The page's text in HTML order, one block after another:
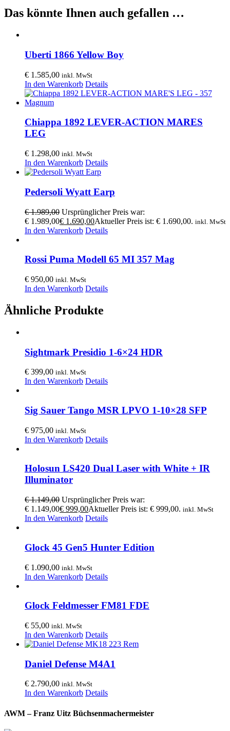
Das könnte Ihnen auch gefallen …
Uberti 1866 Yellow Boy
€ 1.585,00 inkl. MwSt
In den Warenkorb Details
Chiappa 1892 LEVER-ACTION MARES
LEG
€ 1.298,00 inkl. MwSt
In den Warenkorb Details
Pedersoli Wyatt Earp
€1.989,00 Ursprünglicher Preis war:
€ 1.989,00€ 1.690,00Aktueller Preis ist: € 1.690,00. inkl. MwSt
In den Warenkorb Details
Rossi Puma Modell 65 MI 357 Mag
€ 950,00 inkl. MwSt
In den Warenkorb Details
Ähnliche Produkte
Sightmark Presidio 1-6×24 HDR
€ 399,00 inkl. MwSt
In den Warenkorb Details
Sig Sauer Tango MSR LPVO 1-10×28 SFP
€ 975,00 inkl. MwSt
In den Warenkorb Details
Holosun LS420 Dual Laser with White + IR
Illuminator
€1.149,00 Ursprünglicher Preis war:
€ 1.149,00€ 999,00Aktueller Preis ist: € 999,00. inkl. MwSt
In den Warenkorb Details
Glock 45 Gen5 Hunter Edition
€ 1.090,00 inkl. MwSt
In den Warenkorb Details
Glock Feldmesser FM81 FDE
€ 55,00 inkl. MwSt
In den Warenkorb Details
Daniel Defense M4A1
€ 2.790,00 inkl. MwSt
In den Warenkorb Details
AWM – Franz Uitz Büchsenmachermeister